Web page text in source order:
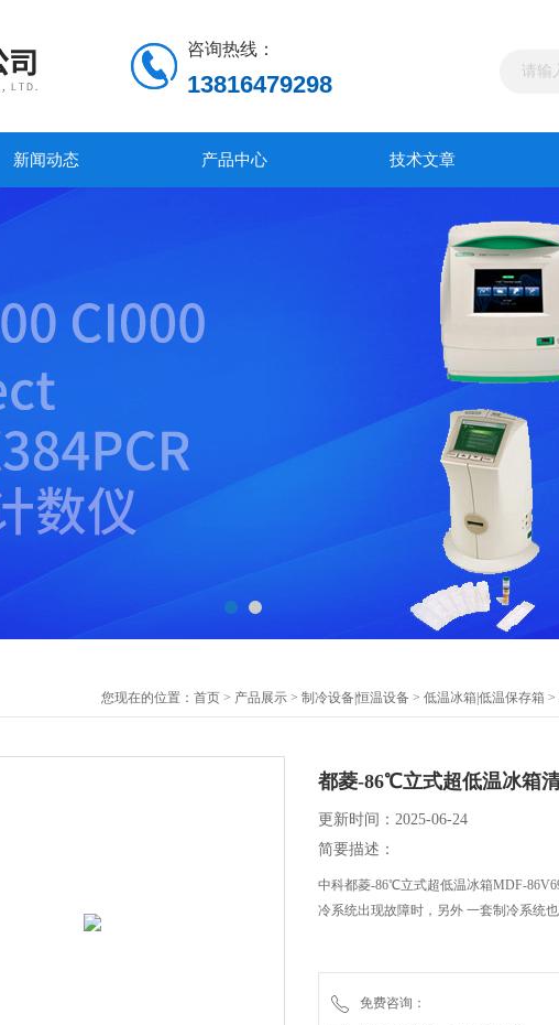
咨询热线：
13816479298
新闻动态 产品中心 技术文章
您现在的位置： 首页 > 产品展示 > 制冷设备|恒温设备 > 低温冰箱|低温保存箱 >
都菱-86℃立式超低温冰箱
更新时间：2025-06-24
简要描述：
中科都菱-86℃立式超低温冰箱MDF-
冷系统出现故障时，另外 一套制冷系统
免费咨询：